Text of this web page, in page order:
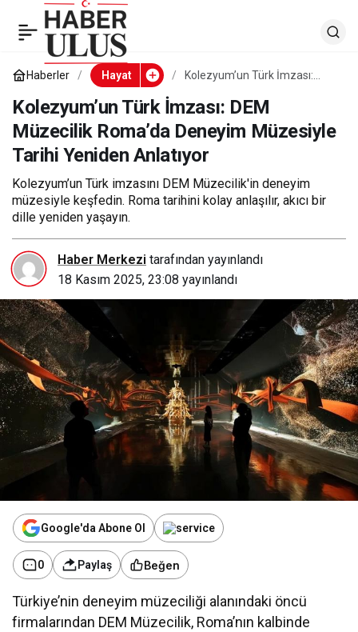
Haberler Hayat
Kolezyum’un Türk İmzası:
Deneyim Müzesiyle Tarihi
Yeniden Anlatıyor
Kolezyum’un Türk İmzası: DEM
Müzecilik Roma’da Deneyim Müzesiyle
Tarihi Yeniden Anlatıyor
Kolezyum’un Türk imzasını DEM Müzecilik'in deneyim
müzesiyle keşfedin. Roma tarihini kolay anlaşılır, akıcı bir
dille yeniden yaşayın.
Haber Merkezi tarafından yayınlandı
18 Kasım 2025, 23:08 yayınlandı
Google'da Abone Ol
0 Paylaş Beğen
Türkiye’nin deneyim müzeciliği alanındaki öncü
firmalarından DEM Müzecilik, Roma’nın kalbinde
L’Oréal Türkiye’de
Menopoz ve Erkek
Sağlığı İçin Duyarlılık ve
Kapsayıcılık Odaklı
Farkındalık Serisi